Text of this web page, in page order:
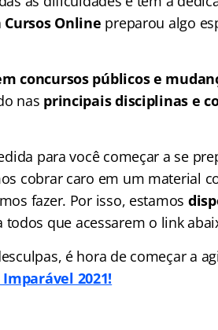
Cursos Online preparou algo
concursos públicos e
nas principais disciplinas e
para você começar a se
cobrar caro em um material
fazer. Por isso, estamos
todos que acessarem o link
é hora de começar a
2021!